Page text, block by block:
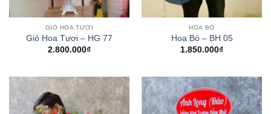
GIỎ HOA TƯƠI
Giỏ Hoa Tươi – HG 77
2.800.000₫
HOA BÓ
Hoa Bó – BH 05
1.850.000₫